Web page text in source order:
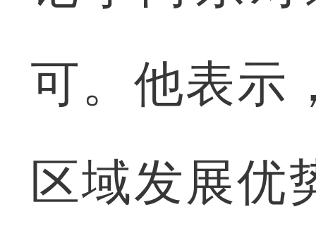
可。他表示
区域发展优